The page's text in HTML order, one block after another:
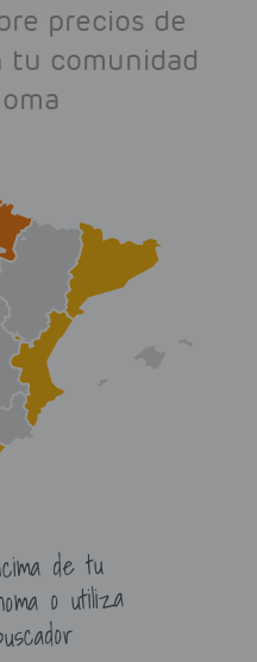
precios de
tu comunidad
de tu
o utiliza